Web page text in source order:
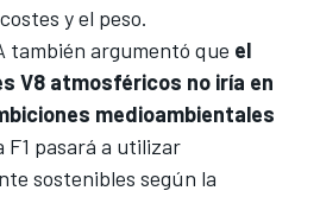
y el peso.
también argumentó que el
V8 atmosféricos no iría en
medioambientales
F1 pasará a utilizar
sostenibles según la